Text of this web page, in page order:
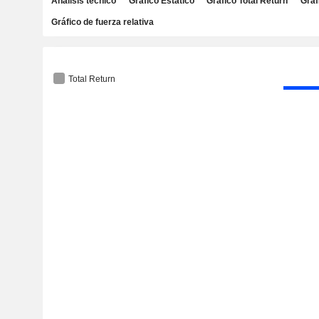
Gráfico de fuerza relativa
Total Return